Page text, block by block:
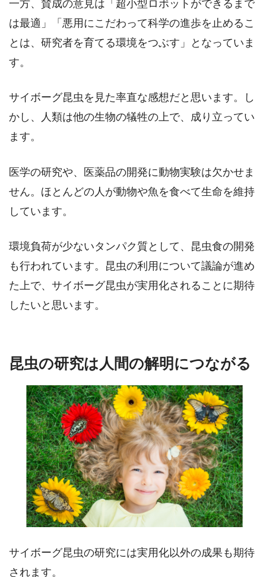
一方、賛成の意見は「超小型ロボットができるまで
は最適」「悪用にこだわって科学の進歩を止めるこ
とは、研究者を育てる環境をつぶす」となっていま
す。
サイボーグ昆虫を見た率直な感想だと思います。し
かし、人類は他の生物の犠牲の上で、成り立ってい
ます。
医学の研究や、医薬品の開発に動物実験は欠かせま
せん。ほとんどの人が動物や魚を食べて生命を維持
しています。
環境負荷が少ないタンパク質として、昆虫食の開発
も行われています。昆虫の利用について議論が進め
た上で、サイボーグ昆虫が実用化されることに期待
したいと思います。
昆虫の研究は人間の解明につながる
サイボーグ昆虫の研究には実用化以外の成果も期待
されます。